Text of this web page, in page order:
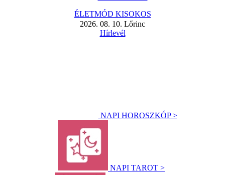
ÉLETMÓD KISOKOS
2026. 08. 10. Lőrinc
Hírlevél
NAPI HOROSZKÓP >
NAPI TAROT >